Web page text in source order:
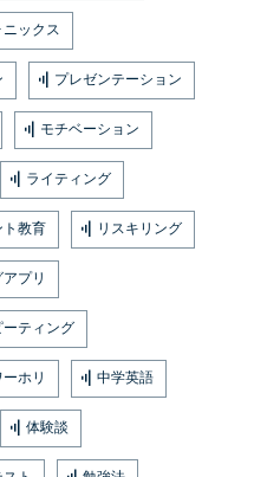
ニックス
プレゼンテーション
モチベーション
ライティング
ト教育 リスキリング
プリ
ーティング
ーホリ 中学英語
体験談